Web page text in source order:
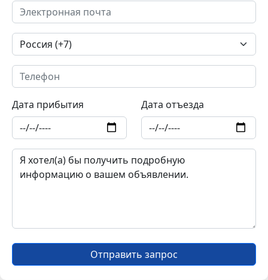
Дата прибытия Дата отъезда
Отправить запрос